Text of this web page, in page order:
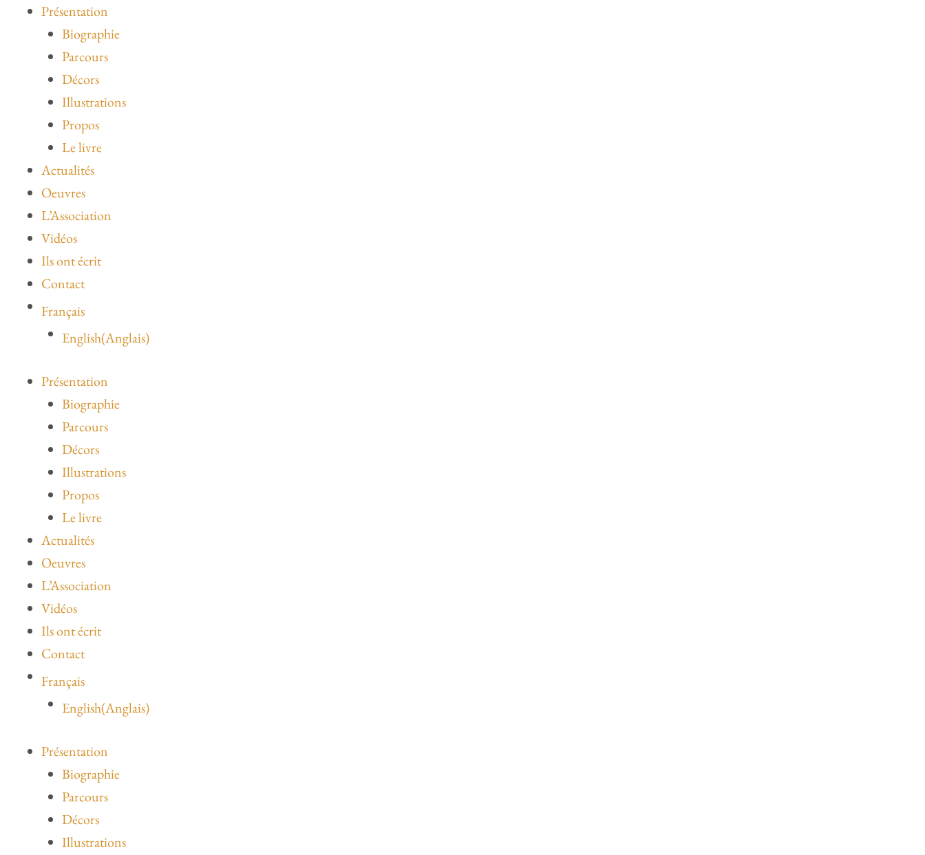
Présentation
Biographie
Parcours
Décors
Illustrations
Propos
Le livre
Actualités
Oeuvres
L’Association
Vidéos
Ils ont écrit
Contact
Français
English(Anglais)
Présentation
Biographie
Parcours
Décors
Illustrations
Propos
Le livre
Actualités
Oeuvres
L’Association
Vidéos
Ils ont écrit
Contact
Français
English(Anglais)
Présentation
Biographie
Parcours
Décors
Illustrations